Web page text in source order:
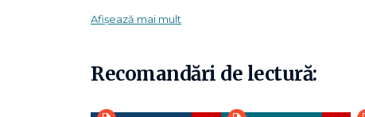
plăcută și în același timp plină de învățăminte, presărată
DR. MARIEL BUQUÉ este psiholog, CEO al programului
Afișează mai mult
Recomandări de lectură: